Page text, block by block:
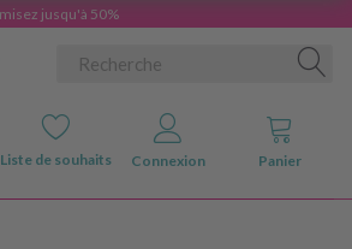
jusqu'à 50%
Liste de souhaits Connexion Panier